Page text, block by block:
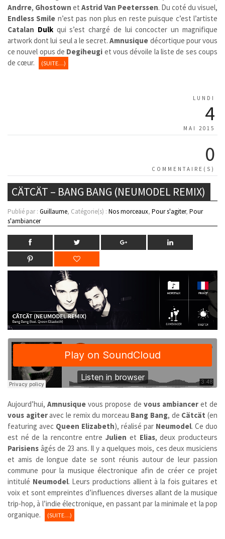
Andrre, Ghostown et Astrid Van Peeterssen. Du coté du visuel,
Endless Smile n’est pas non plus en reste puisque c’est l’artiste
Catalan Dulkqui s’est chargé de lui concocter un magnifique
artwork dont lui seul a le secret.Amnusique décortique pour vous
ce nouvel opus de Degiheugi et vous dévoile la liste de ses coups
de cœur.
(SUITE…)
LUNDI
4
MAI 2015
0
COMMENTAIRE(S)
CÄTCÄT – BANG BANG (NEUMODEL REMIX)
Publié par : Guillaume, Catégorie(s) : Nos morceaux, Pour s'agiter, Pour
s'ambiancer
Aujourd’hui,Amnusique vous propose de vous ambianceret de
vous agiteravec le remix du morceau Bang Bang, de Cätcät (en
featuring avec Queen Elizabeth), réalisé par Neumodel. Ce duo
est né de la rencontre entreJulien et Elias, deux producteurs
Parisiens âgés de 23 ans. Il y a quelques mois, ces deux musiciens
et amis de longue date se sont réunis autour de leur passion
commune pour la musique électronique afin de créer ce projet
intitulé Neumodel. Leurs productions allient à la fois guitares et
voix et sont empreintes d’influences diverses allant de la musique
trip-hop, à l’indie électronique, en passant par la minimale et la pop
organique.
(SUITE…)